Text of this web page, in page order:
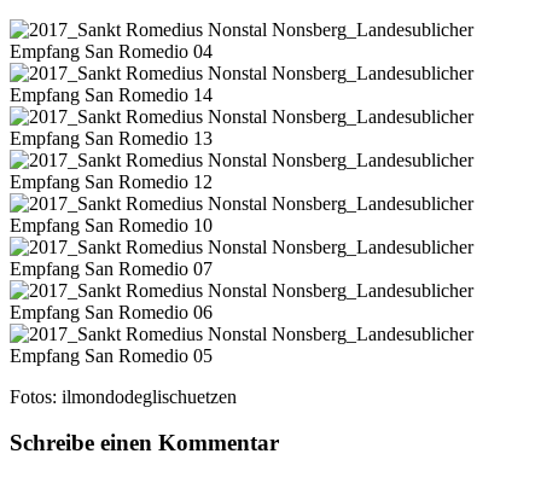
Fotos: ilmondodeglischuetzen
Schreibe einen Kommentar